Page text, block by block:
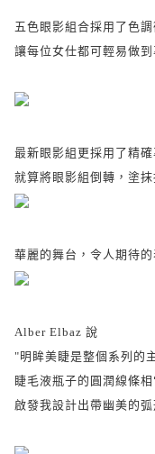
五色眼影組合採用了色
讓每位女仕都可輕易做
最新眼影組更採用了精
就算將眼影組倒轉，塗
華麗的舞台，令人期待
Alber Elbaz 說
"明眸美睫是整個系列的
睫毛液瓶子的圓潤線條
啟發我設計出帶幽美的